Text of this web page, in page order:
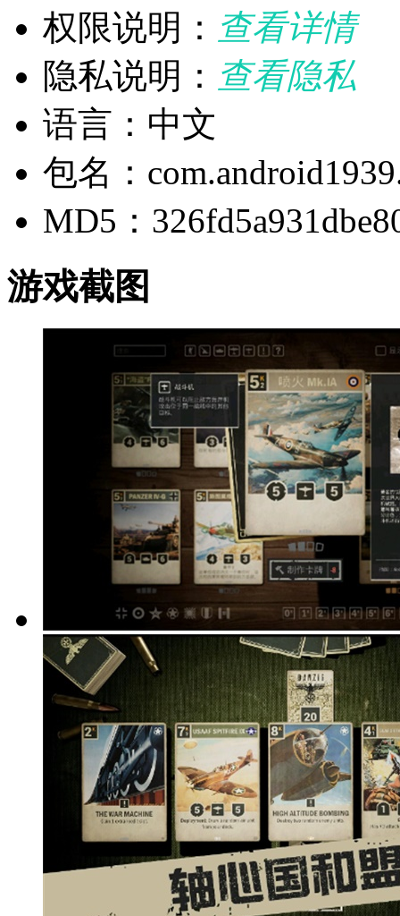
权限说明： 查看详情
隐私说明： 查看隐私
语言：中文
包名：
MD5：
游戏截图